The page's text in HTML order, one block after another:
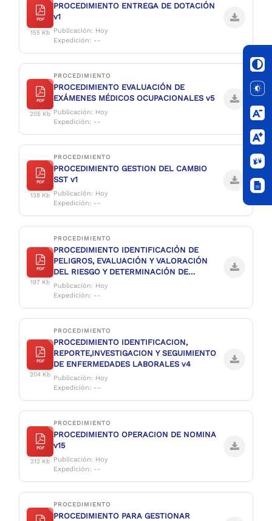
PDF
155 Kb
PROCEDIMIENTO ENTREGA DE DOTACIÓN
v1
Publicación: Hoy
Expedición: --
PDF
205 Kb
PROCEDIMIENTO
PROCEDIMIENTO EVALUACIÓN DE
EXÁMENES MÉDICOS OCUPACIONALES v5
Publicación: Hoy
Expedición: --
PDF
138 Kb
PROCEDIMIENTO
PROCEDIMIENTO GESTION DEL CAMBIO
SST v1
Publicación: Hoy
Expedición: --
PDF
197 Kb
PROCEDIMIENTO
PROCEDIMIENTO IDENTIFICACIÓN DE
PELIGROS, EVALUACIÓN Y VALORACIÓN
DEL RIESGO Y DETERMINACIÓN DE
CONTROLES V3
Publicación: Hoy
Expedición: --
PDF
204 Kb
PROCEDIMIENTO
PROCEDIMIENTO IDENTIFICACION,
REPORTE,INVESTIGACION Y SEGUIMIENTO
DE ENFERMEDADES LABORALES v4
Publicación: Hoy
Expedición: --
PDF
212 Kb
PROCEDIMIENTO
PROCEDIMIENTO OPERACION DE NOMINA
v15
Publicación: Hoy
Expedición: --
PROCEDIMIENTO
PROCEDIMIENTO PARA GESTIONAR